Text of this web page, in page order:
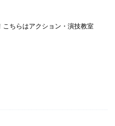
ちらはアクション・演技教室